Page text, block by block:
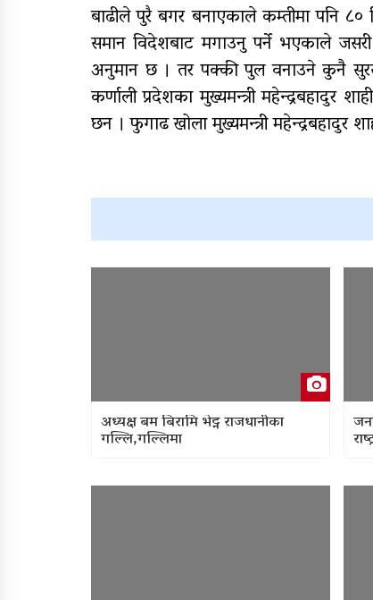
बाढीले पुरै बगर बनाएकाले कम्तीमा पनि
समान विदेशबाट मगाउनु पर्ने भएकाले
अनुमान छ । तर पक्की पुल वनाउने कुनै
कर्णाली प्रदेशका मुख्यमन्त्री महेन्द्रबहादुर
छन । फुगाढ खोला मुख्यमन्त्री महेन्द्रबहादुर
अध्यक्ष बम बिरामि भेट्न राजधानीका
गल्लि,गल्लिमा